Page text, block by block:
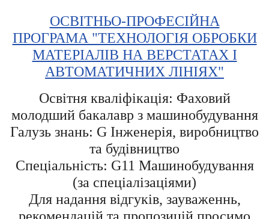
ОСВІТНЬО-ПРОФЕСІЙНА
ПРОГРАМА "ТЕХНОЛОГІЯ ОБРОБКИ
МАТЕРІАЛІВ НА ВЕРСТАТАХ І
АВТОМАТИЧНИХ ЛІНІЯХ"
Освітня кваліфікація: Фаховий
молодший бакалавр з машинобудування
Галузь знань: G Інженерія, виробництво
та будівництво
Спеціальність: G11 Машинобудування
(за спеціалізаціями)
Для надання відгуків, зауваженнь,